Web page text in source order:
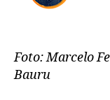
Foto: Marcelo
Bauru